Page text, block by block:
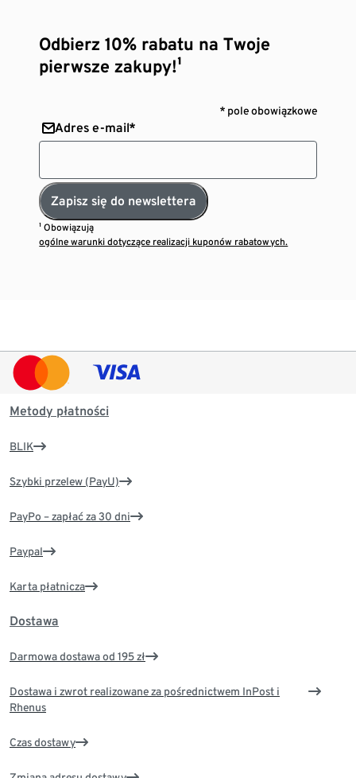
Odbierz 10% rabatu na Twoje
pierwsze zakupy!¹
* pole obowiązkowe
Adres e-mail*
Zapisz się do newslettera
¹ Obowiązują
ogólne warunki dotyczące realizacji kuponów rabatowych.
Metody płatności
BLIK
Szybki przelew (PayU)
PayPo – zapłać za 30 dni
Paypal
Karta płatnicza
Dostawa
Darmowa dostawa od 195 zł
Dostawa i zwrot realizowane za pośrednictwem InPost i
Rhenus
Czas dostawy